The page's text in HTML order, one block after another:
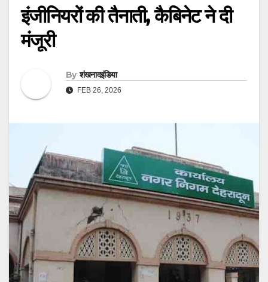
इंजीनियरों की तैनाती, कैबिनेट ने दी
मंजूरी
By शंखनादइंडिया
FEB 26, 2026